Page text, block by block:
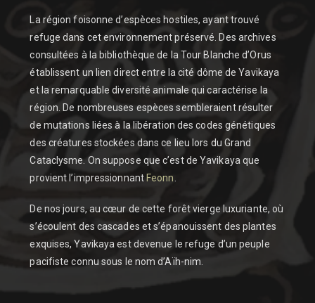
La région foisonne d’espèces hostiles, ayant trouvé
refuge dans cet environnement préservé. Des archives
consultées à la bibliothèque de la Tour Blanche d’Orus
établissent un lien direct entre la cité dôme de Yavikaya
et la remarquable diversité animale qui caractérise la
région. De nombreuses espèces sembleraient résulter
de mutations liées à la libération des codes génétiques
des créatures stockées dans ce lieu lors du Grand
Cataclysme. On suppose que c’est de Yavikaya que
provient l’impressionnant Feonn
De nos jours, au cœur de cette forêt vierge luxuriante, où
s’écoulent des cascades et s’épanouissent des plantes
exquises, Yavikaya est devenue le refuge d’un peuple
pacifiste connu sous le nom d’Aïh-nim.